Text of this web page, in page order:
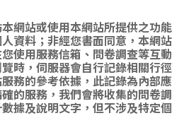
網站或使用本網站所提供之功
資料；非經您書面同意，本網
使用服務信箱、問卷調查等互
時，伺服器會自行記錄相關行
務的參考依據，此記錄為內部
的服務，我們會將收集的問卷
據及說明文字，但不涉及特定